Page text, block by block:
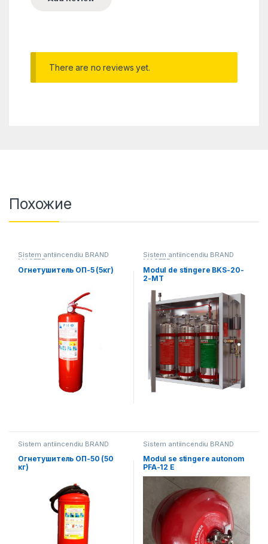
There are no reviews yet.
Похожие
Sistem antiincendiu BRAND
MASTER
Огнетушитель ОП-5 (5кг)
Sistem antiincendiu BRAND
MASTER
Modul de stingere BKS-20-
2-MT
Sistem antiincendiu BRAND
Огнетушитель ОП-50 (50
кг)
Sistem antiincendiu BRAND
Modul se stingere autonom
PFA-12 Е